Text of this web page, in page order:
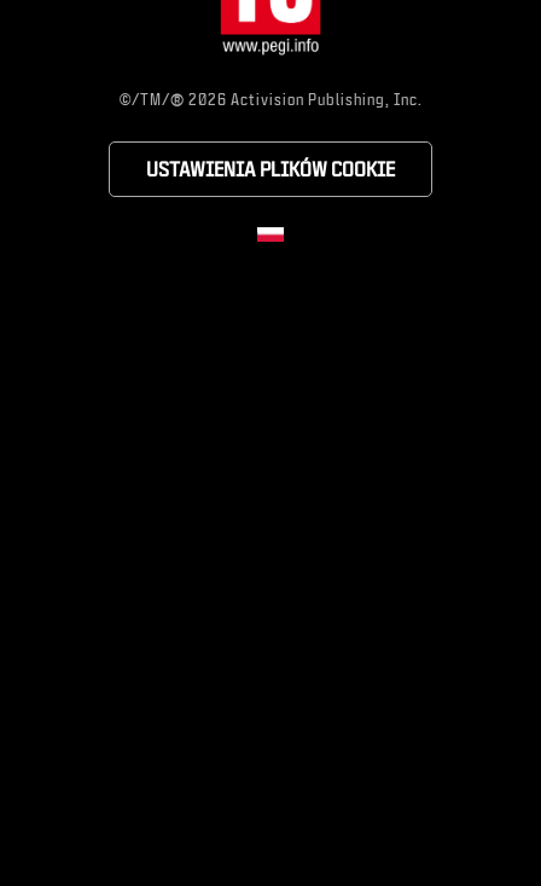
©/TM/® 2026 Activision Publishing, Inc.
USTAWIENIA PLIKÓW COOKIE
Choose your region